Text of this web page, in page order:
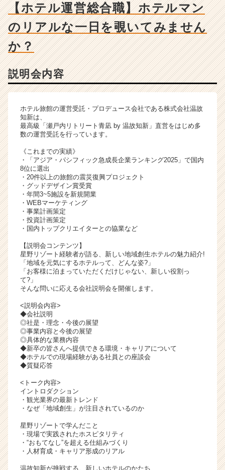
ら
カ
く
就
サ
イ
ト
ャ
リ
ア
e
r
C
a
e
【ホテル運営総合職】ホテルマン
のリアルな一日を覗いてみません
か？
説明会内容
ホテル旅館の運営受託・プロデュース会社である株式会社温故
知新は、
最高級「瀬戸内リトリート青凪 by 温故知新」直営をはじめ多
数の運営受託を行っています。
《これまでの実績》
・「アジア・パシフィック急成長企業ランキング2025」で国内
8位に選出
・20件以上の旅館の震災復興プロジェクト
・グッドデザイン賞受賞
・年間3~5施設を新規開業
・WEBマーケティング
・事業計画策定
・投資計画策定
・国内トップクリエイターとの協業など
【説明会コンテンツ】
星野リゾート経験者が語る、新しい地域創生ホテルの魅力紹介!
「地域を元気にするホテルって、どんな姿?」
「お客様に泊まっていただくだけじゃない、新しい役割っ
て?」
そんな問いに応える会社説明会を開催します。
<説明会内容>
◆会社説明
◎社是・理念・今後の展望
◎事業内容と今後の展望
◎具体的な業務内容
◆新卒の皆さんへ提供できる環境・キャリアについて
◆ホテルでの現場経験がある社員との座談会
◆質疑応答
<トーク内容>
イントロダクション
・観光業界の最新トレンド
・なぜ「地域創生」が注目されているのか
星野リゾートで学んだこと
・現場で実践されたホスピタリティ
・“おもてなし”を超える仕組みづくり
・人材育成・キャリア形成のリアル
温故知新が挑戦する、新しいホテルのかたち